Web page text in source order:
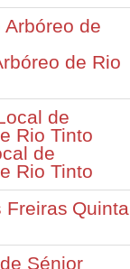
de Rio
de
Rio Tinto
Quinta